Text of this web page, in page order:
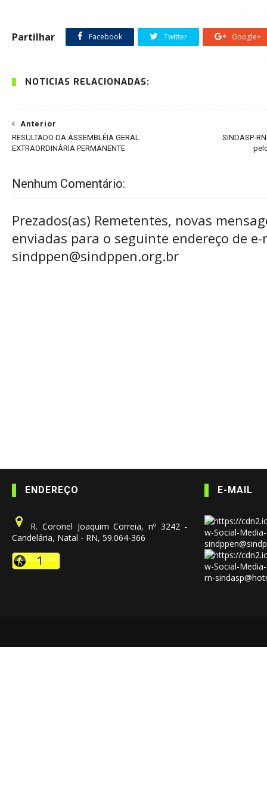
Partilhar Facebook Twitter Google+
NOTÍCIAS RELACIONADAS:
SINDASP-
Anterior
RESULTADO DA ASSEMBLÉIA GERAL
EXTRAORDINÁRIA PERMANENTE
Nenhum Comentário:
Prezados(as) Remetentes, novas
enviadas para o seguinte endereço de e-
sindppen@sindppen.org.br
ENDEREÇO
R. Coronel Joaquim Correia, nº 3242 -
Candelária, Natal - RN, 59.064-366
E-MAIL
rn-